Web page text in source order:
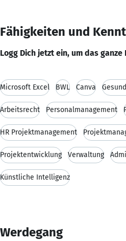
Fähigkeiten und
Logg Dich jetzt ein, um das
Microsoft Excel BWL Canva
Arbeitsrecht Personalmanagement
HR Projektmanagement
Projektentwicklung Verwaltung
Künstliche Intelligenz
Werdegang